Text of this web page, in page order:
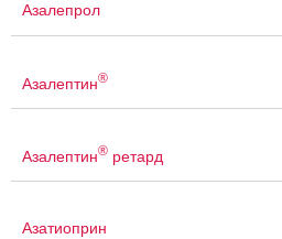
Азалепрол
Азалептин®
Азалептин® ретард
Азатиоприн